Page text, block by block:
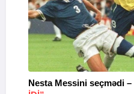
Nesta Messini seçmədi –